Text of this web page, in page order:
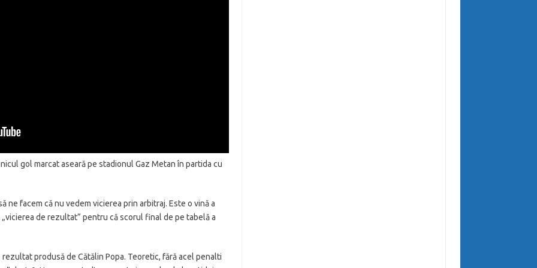
gol marcat aseară pe stadionul Gaz Metan în partida cu
ne facem că nu vedem vicierea prin arbitraj. Este o vină a
de rezultat” pentru că scorul final de pe tabelă a
produsă de Cătălin Popa. Teoretic, fără acel penalti